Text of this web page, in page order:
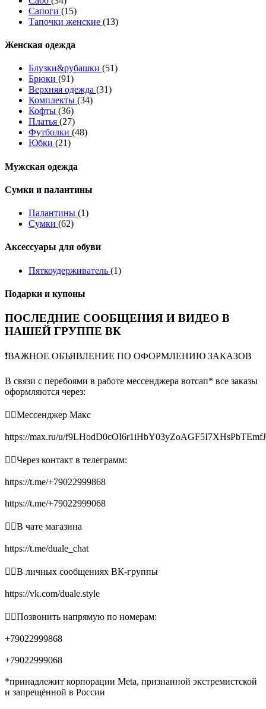
Сапоги (15)
Тапочки женские (13)
Женская одежда
Блузки&рубашки (51)
Брюки (91)
Верхняя одежда (31)
Комплекты (34)
Кофты (36)
Платья (27)
Футболки (48)
Юбки (21)
Мужская одежда
Сумки и палантины
Палантины (1)
Сумки (62)
Аксессуары для обуви
Пяткоудерживатель (1)
Подарки и купоны
ПОСЛЕДНИЕ СООБЩЕНИЯ И ВИДЕО В
НАШЕЙ ГРУППЕ ВК
❗️ВАЖНОЕ ОБЪЯВЛЕНИЕ ПО ОФОРМЛЕНИЮ ЗАКАЗОВ
В связи с перебоями в работе мессенджера вотсап* все заказы
оформляются через:
👉🏻Мессенджер Макс
https://max.ru/u/
👉🏻Через контакт в телеграмм:
https://t.me/+79022999868
https://t.me/+79022999068
👉🏻В чате магазина
https://t.me/duale_chat
👉🏻В личных сообщениях ВК-группы
https://vk.com/duale.style
👉🏻Позвонить напрямую по номерам:
+79022999868
+79022999068
*принадлежит корпорации Meta, признанной экстремистской
и запрещённой в России